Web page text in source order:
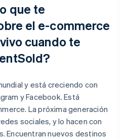
que te
el e-commerce
cuando te
y está creciendo con
y Facebook. Está
La próxima generación
sociales, y lo hacen con
Encuentran nuevos destinos